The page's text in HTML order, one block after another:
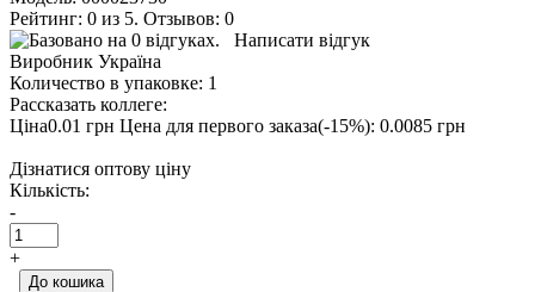
Рейтинг: 0 из 5. Отзывов: 0
Написати відгук
Виробник Україна
Количество в упаковке: 1
Рассказать коллеге:
Ціна0.01 грн Цена для первого заказа(-15%): 0.0085 грн
Дізнатися оптову ціну
Кількість:
-
+